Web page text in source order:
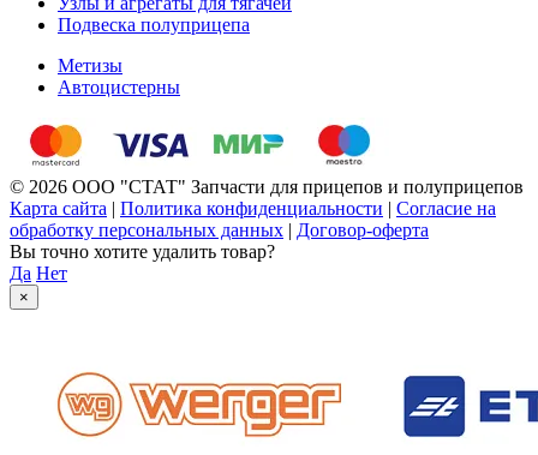
Подвеска полуприцепа
Метизы
Автоцистерны
© 2026 ООО "СТАТ" Запчасти для прицепов и полуприцепов
Карта сайта | Политика конфиденциальности | Согласие на
обработку персональных данных | Договор-оферта
Вы точно хотите удалить товар?
Да Нет
×